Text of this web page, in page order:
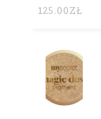
125.00ZŁ